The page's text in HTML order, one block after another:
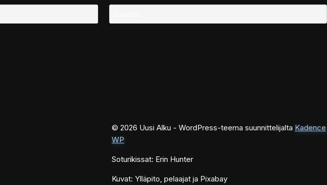
© 2026 Uusi Alku - WordPress-teema suunnittelijalta Kadence
WP
Soturikissat: Erin Hunter
Kuvat: Ylläpito, pelaajat ja Pixabay